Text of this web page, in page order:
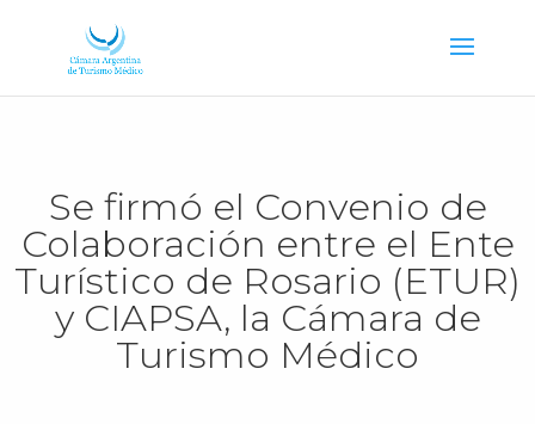
Se firmó el Convenio de
Colaboración entre el Ente
Turístico de Rosario (ETUR)
y CIAPSA, la Cámara de
Turismo Médico